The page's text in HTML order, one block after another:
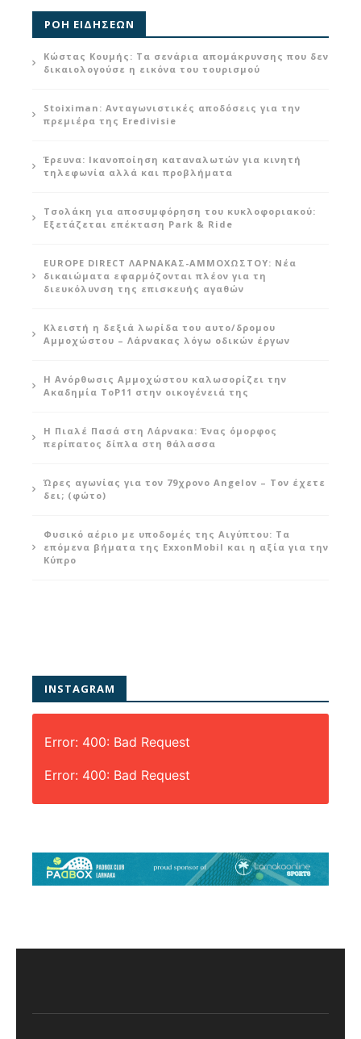
ΡΟΗ ΕΙΔΗΣΕΩΝ
Κώστας Κουμής: Τα σενάρια απομάκρυνσης που δεν
δικαιολογούσε η εικόνα του τουρισμού
Stoiximan: Ανταγωνιστικές αποδόσεις για την
πρεμιέρα της Eredivisie
Έρευνα: Ικανοποίηση καταναλωτών για κινητή
τηλεφωνία αλλά και προβλήματα
Τσολάκη για αποσυμφόρηση του κυκλοφοριακού:
Εξετάζεται επέκταση Park & Ride
EUROPE DIRECT ΛΑΡΝΑΚΑΣ-ΑΜΜΟΧΩΣΤΟΥ: Νέα
δικαιώματα εφαρμόζονται πλέον για τη
διευκόλυνση της επισκευής αγαθών
Κλειστή η δεξιά λωρίδα του αυτο/δρομου
Αμμοχώστου – Λάρνακας λόγω οδικών έργων
Η Ανόρθωσις Αμμοχώστου καλωσορίζει την
Ακαδημία ToP11 στην οικογένειά της
Η Πιαλέ Πασά στη Λάρνακα: Ένας όμορφος
περίπατος δίπλα στη θάλασσα
Ώρες αγωνίας για τον 79χρονο Angelov – Τον έχετε
δει; (φώτο)
Φυσικό αέριο με υποδομές της Αιγύπτου: Τα
επόμενα βήματα της ExxonMobil και η αξία για την
Κύπρο
INSTAGRAM
Error: 400: Bad Request
Error: 400: Bad Request